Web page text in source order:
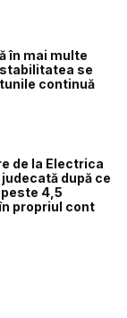
în mai multe
se
continuă
de la Electrica
după ce
4,5
propriul cont